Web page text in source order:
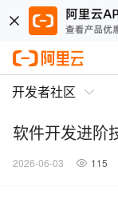
开发者社区
软件开发进阶
2026-06-03 115